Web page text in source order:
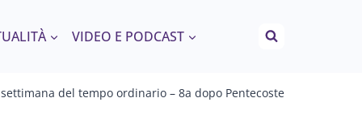
VIDEO E PODCAST
del tempo ordinario – 8a dopo Pentecoste